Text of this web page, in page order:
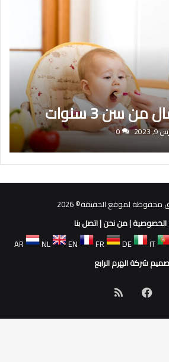
سن 3 سنوات
2023
0
لموقع الحقيقة© 2026
|من نحن|اتصل بنا
AR
NL EN FR DE IT
شركة الهرم الرابع
فيسبوك
الموقع